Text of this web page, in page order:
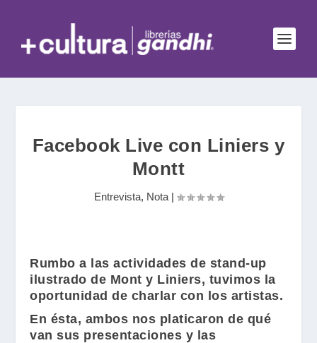
Facebook Live con Liniers y
Montt
Entrevista, Nota|
Rumbo a las actividades de stand-up
ilustrado de Mont y Liniers, tuvimos la
oportunidad de charlar con los artistas.
En ésta, ambos nos platicaron de qué
van sus presentaciones y las